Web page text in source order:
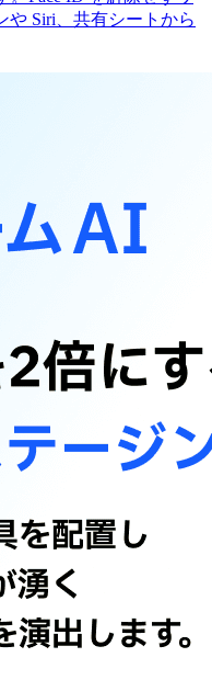
や Siri、共有シートから